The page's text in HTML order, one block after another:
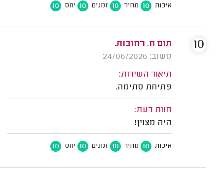
איכות 10 מחיר 10 זמנים 10 יחס 10
תום ח. רחובות.
משוב: 24/06/2026
תיאור השירות:
פתיחת סתימה.
חוות דעת:
היה מצוין!
איכות 10 מחיר 10 זמנים 10 יחס 10
10